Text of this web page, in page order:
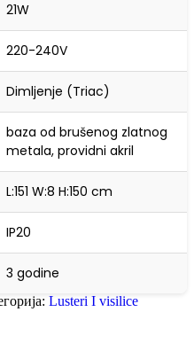
21W
220-240V
Dimljenje (Triac)
baza od brušenog zlatnog
metala, providni akril
L:151 W:8 H:150 cm
IP20
3 godine
Lusteri I visilice